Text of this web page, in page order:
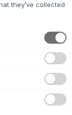
które łączy
naturalne
dębowego,
they’ve collected